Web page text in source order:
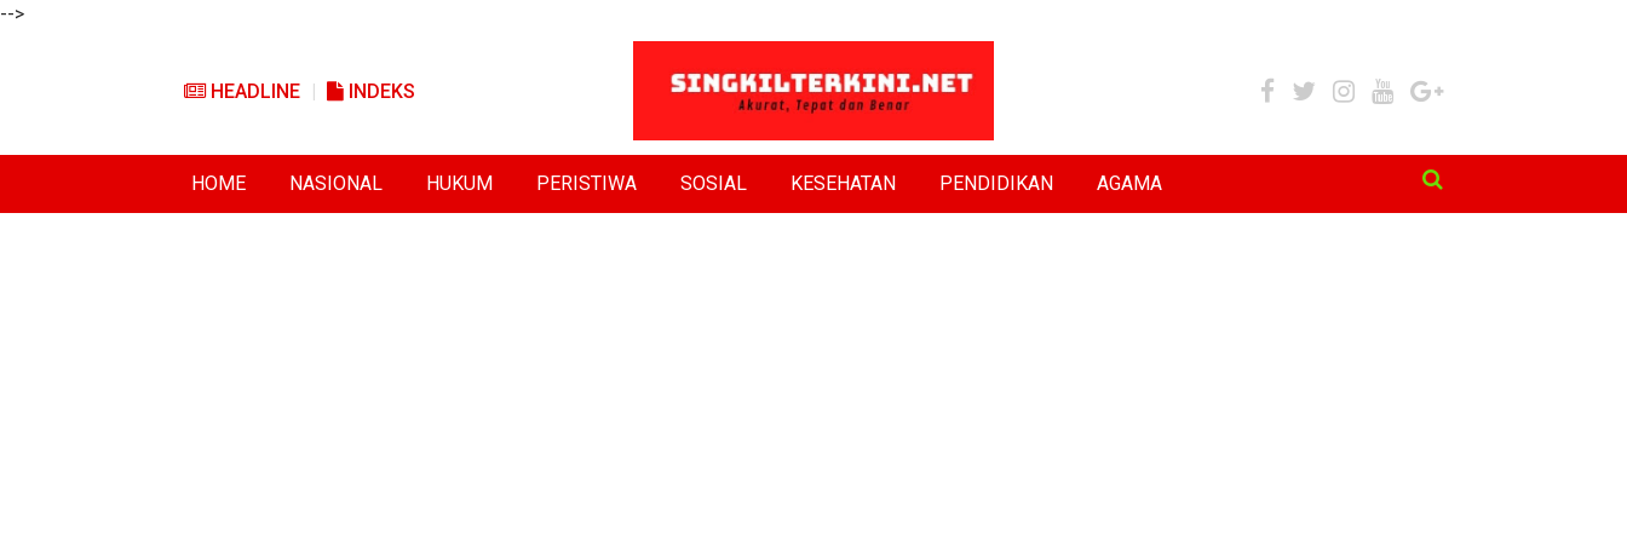
-->
HEADLINE INDEKS
HOME NASIONAL HUKUM PERISTIWA SOSIAL KESEHATAN PENDIDIKAN AGAMA